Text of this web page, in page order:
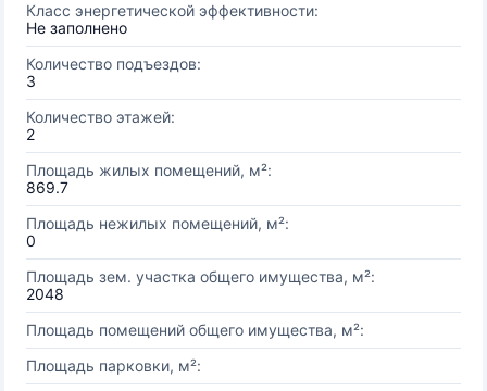
Класс энергетической эффективности:
Не заполнено
Количество подъездов:
3
Количество этажей:
2
Площадь жилых помещений, м²:
869.7
Площадь нежилых помещений, м²:
0
Площадь зем. участка общего имущества, м²:
2048
Площадь помещений общего имущества, м²:
Площадь парковки, м²: